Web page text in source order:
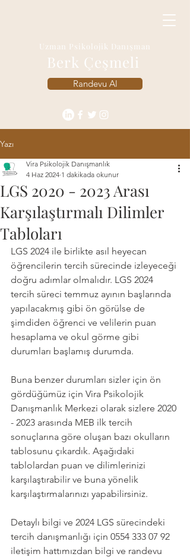
Uzman Psikolojik Danışman
Berk Çeşmeli
Randevu Al
Yazı
LGS 2020 - 2023 Arası
Karşılaştırmalı Dilimler
Tabloları
Vira Psikolojik Danışmanlık
4 Haz 2024 1 dakikada okunur
LGS 2024 ile birlikte asıl heyecan
öğrencilerin tercih sürecinde izleyeceği
doğru adımlar olmalıdır. LGS 2024
tercih süreci temmuz ayının başlarında
yapılacakmış gibi ön görülse de
şimdiden öğrenci ve velilerin puan
hesaplama ve okul görme gibi
durumları başlamış durumda.
Buna benzer durumları sizler için ön
gördüğümüz için Vira Psikolojik
Danışmanlık Merkezi olarak sizlere 2020
- 2023 arasında MEB ilk tercih
sonuçlarına göre oluşan bazı okulların
tablosunu çıkardık. Aşağıdaki
tablolardan puan ve dilimlerinizi
karşılaştırabilir ve buna yönelik
karşılaştırmalarınızı yapabilirsiniz.
Detaylı bilgi ve 2024 LGS sürecindeki
tercih danışmanlığı için 0554 333 07 92
iletişim hattımızdan bilgi ve randevu